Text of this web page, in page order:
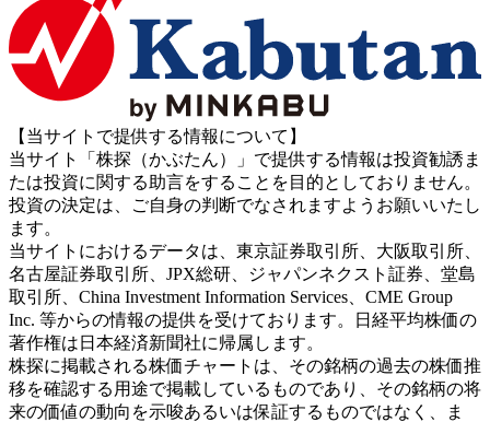
【当サイトで提供する情報について】
当サイト「株探（かぶたん）」で提供する情報は投資勧誘ま
たは投資に関する助言をすることを目的としておりません。
投資の決定は、ご自身の判断でなされますようお願いいたし
ます。
当サイトにおけるデータは、東京証券取引所、大阪取引所、
名古屋証券取引所、JPX総研、ジャパンネクスト証券、堂島
取引所、China Investment Information Services、CME Group
Inc. 等からの情報の提供を受けております。日経平均株価の
著作権は日本経済新聞社に帰属します。
株探に掲載される株価チャートは、その銘柄の過去の株価推
移を確認する用途で掲載しているものであり、その銘柄の将
来の価値の動向を示唆あるいは保証するものではなく、ま